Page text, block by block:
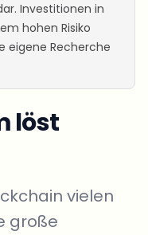
Investitionen in
hohen Risiko
eigene Recherche
löst
vielen
große